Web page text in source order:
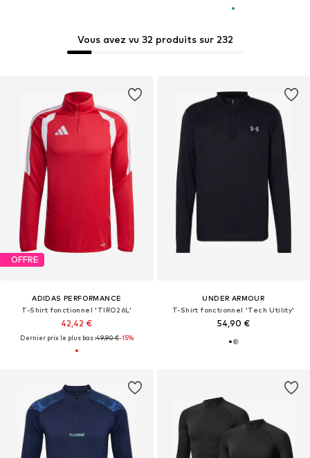
OFFRE
ADIDAS PERFORMANCE
T-Shirt fonctionnel 'TIRO26L'
42,42 €
Dernier prix le plus bas :49,90 €-15%
Vous avez vu 32 produits sur 232
UNDER ARMOUR
T-Shirt fonctionnel 'Tech Utility'
54,90 €